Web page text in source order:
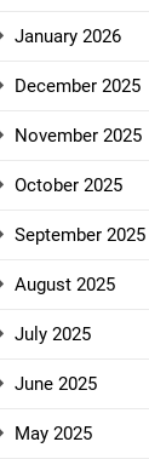
January 2026
December 2025
November 2025
October 2025
September 2025
August 2025
July 2025
June 2025
May 2025